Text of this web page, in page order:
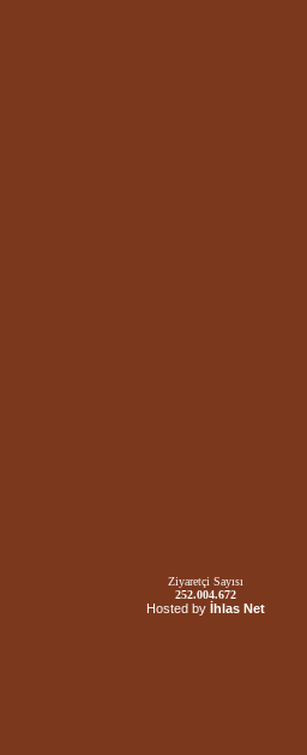
Ziyaretçi Sayısı
252.004.672
Hosted by İhlas Net